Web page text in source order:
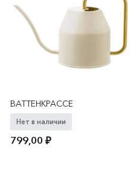
ВАТТЕНКРАССЕ
Нет в наличии
799,00₽